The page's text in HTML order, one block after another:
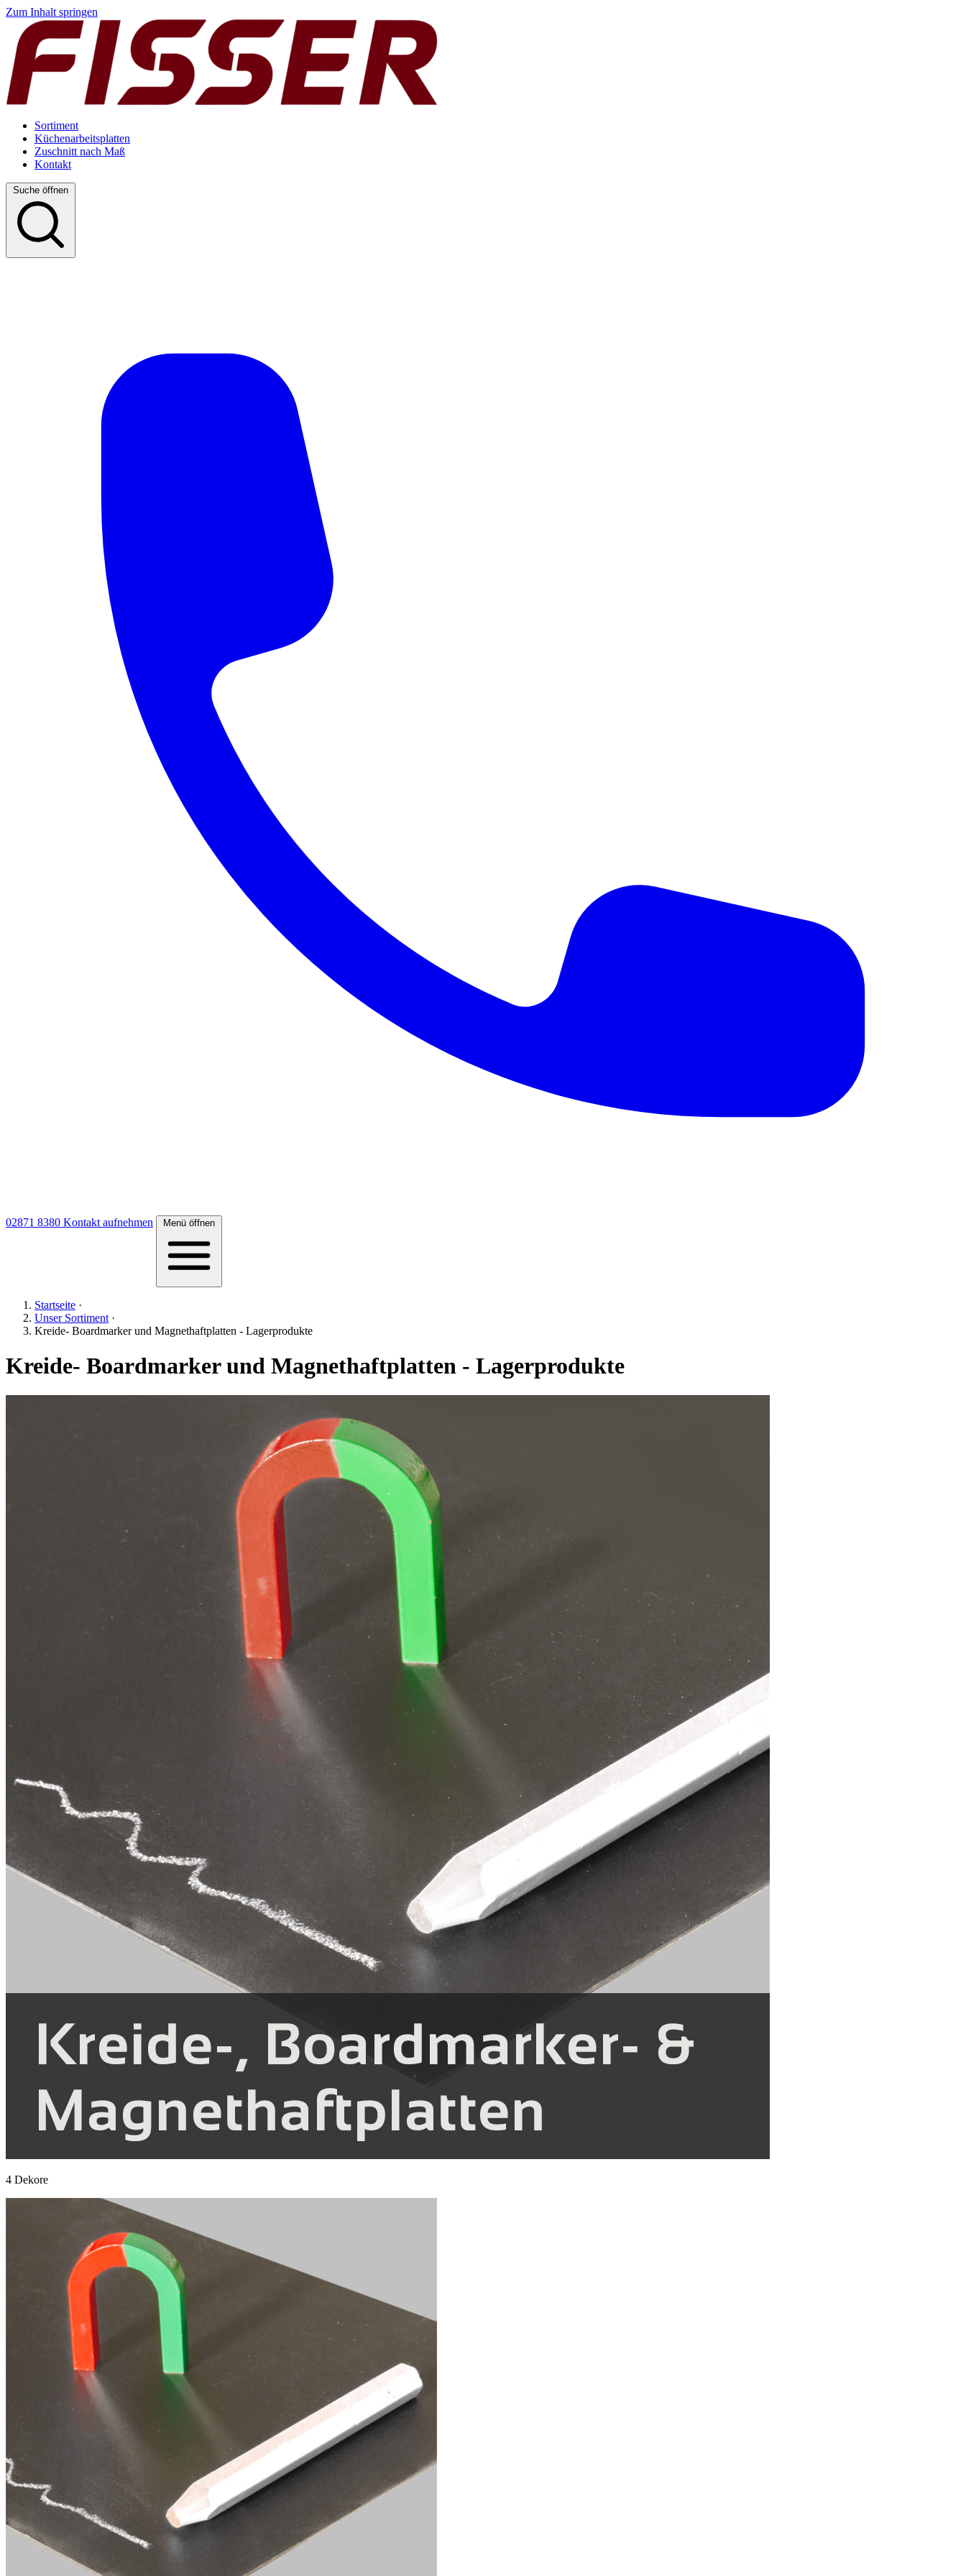
Zum Inhalt springen
Sortiment
Küchenarbeitsplatten
Zuschnitt nach Maß
Kontakt
Suche öffnen
02871 8380 Kontakt aufnehmen Menü öffnen
Startseite ·
Unser Sortiment ·
Kreide- Boardmarker und Magnethaftplatten - Lagerprodukte
Kreide- Boardmarker und Magnethaftplatten - Lagerprodukte
4 Dekore